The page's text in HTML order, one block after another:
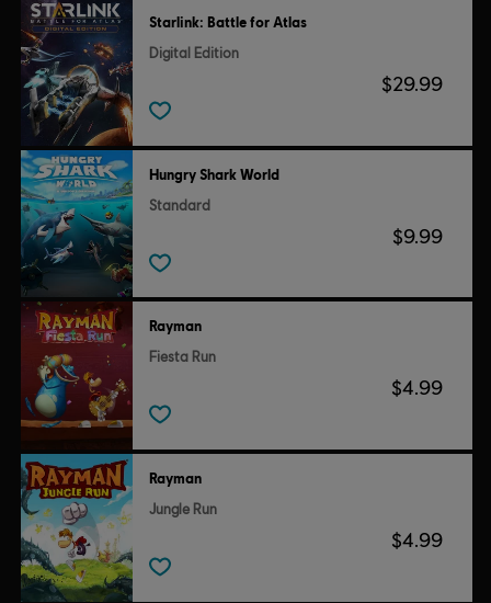
Starlink: Battle for Atlas
Digital Edition
$29.99
Hungry Shark World
Standard
$9.99
Rayman
Fiesta Run
$4.99
Rayman
Jungle Run
$4.99